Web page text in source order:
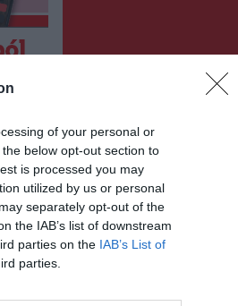
of your personal or
below opt-out section to
is processed you may
utilized by us or personal
separately opt-out of the
the IAB’s list of downstream
parties on the IAB’s List of
parties.